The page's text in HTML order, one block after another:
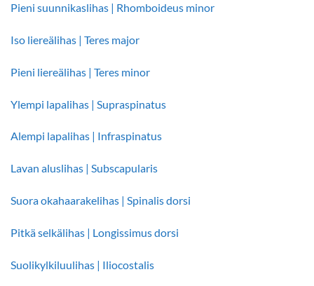
Pieni suunnikaslihas | Rhomboideus minor
Iso liereälihas | Teres major
Pieni liereälihas | Teres minor
Ylempi lapalihas | Supraspinatus
Alempi lapalihas | Infraspinatus
Lavan aluslihas | Subscapularis
Suora okahaarakelihas | Spinalis dorsi
Pitkä selkälihas | Longissimus dorsi
Suolikylkiluulihas | Iliocostalis